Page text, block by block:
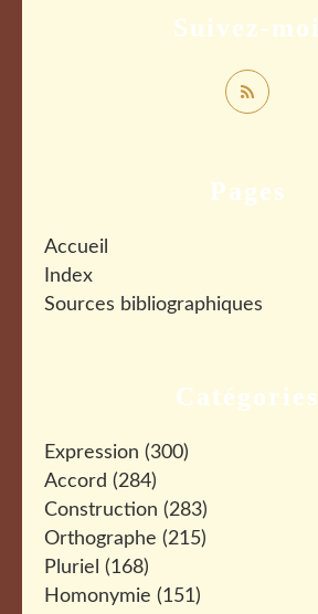
Catégories
Expression (300)
Accord (284)
Construction (283)
Orthographe (215)
Pluriel (168)
Homonymie (151)
Pages
Accueil
Index
Sources bibliographiques
Suivez-moi